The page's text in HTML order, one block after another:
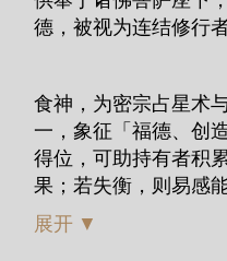
德，被视为连结修行
食神，为密宗占星术
一，象征「福德、创
得位，可助持有者积
果；若失衡，则易感
展开 ▼